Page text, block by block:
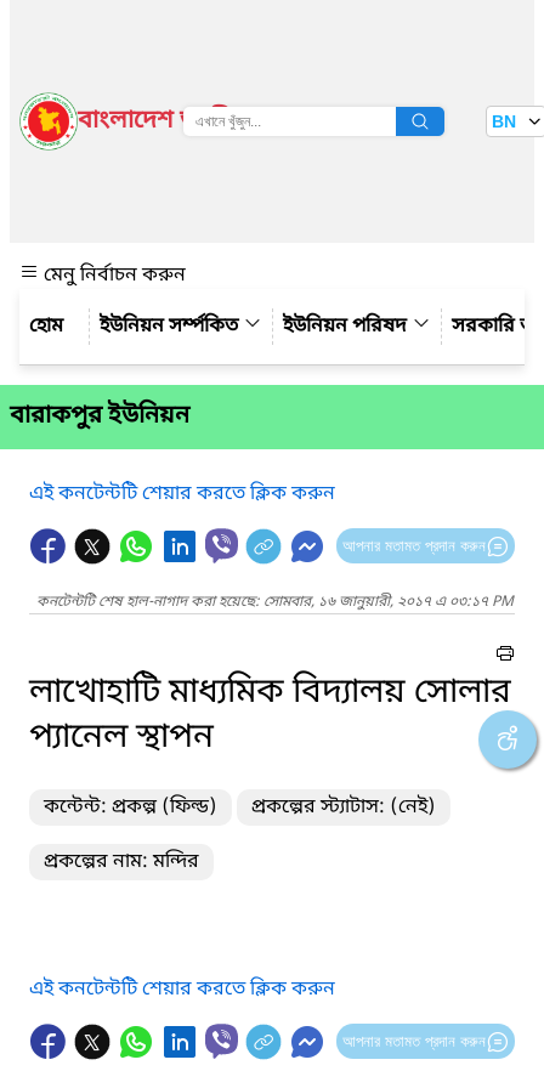
বাংলাদেশ জাতীয় তথ্য বাতায়ন BN
মেনু নির্বাচন করুন
ইউনিয়ন সর্ম্পকিত
ইউনিয়ন পরিষদ সরকারি
বারাকপুর ইউনিয়ন
এই কনটেন্টটি শেয়ার করতে ক্লিক করুন
আপনার মতামত প্রদান করুন
কনটেন্টটি শেষ হাল-নাগাদ করা হয়েছে: সোমবার, ১৬ জানুয়ারী, ২০১৭ এ ০৩:১৭ PM
লাখোহাটি মাধ্যমিক বিদ্যালয় সোলার
প্যানেল স্থাপন
কন্টেন্ট: প্রকল্প (ফিল্ড) প্রকল্পের স্ট্যাটাস: (নেই)
প্রকল্পের নাম: মন্দির
এই কনটেন্টটি শেয়ার করতে ক্লিক করুন
আপনার মতামত প্রদান করুন